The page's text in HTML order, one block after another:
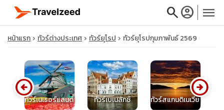
searchaccount_circle menu
close
หน้าแรก ทัวร์ต่างประเทศ ทัวร์ยุโรป ทัวร์ยุโรปกุมภาพันธ์ 2569
ทัวร์เนเธอร์แลนด์ ทัวร์เบเนลักซ์ ทัวร์สแกนดิเนเวีย
arrow_circle_left arrow_circle_right